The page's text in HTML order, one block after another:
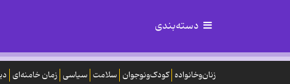
دسته‌بندی
زنان‌وخانواده کودک‌ونوجوان سلامت سیاسی زمان خامنه‌ای